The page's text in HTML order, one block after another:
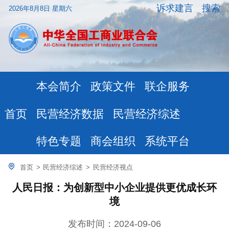
2026年8月8日 星期六 搜索
诉求建言
首页
本会简介 政策文件 联企服务
民营经济数据 民营经济综述
特色专题 商会组织 系统平台
首页 > 民营经济综述 > 民营经济视点
人民日报：为创新型中小企业提供更优成长环
境
发布时间：2024-09-06